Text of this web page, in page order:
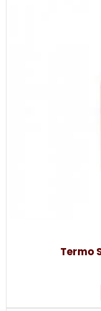
Termo